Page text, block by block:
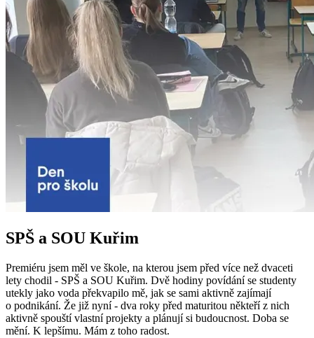
SPŠ a SOU Kuřim
Premiéru jsem měl ve škole, na kterou jsem před více než dvaceti
lety chodil - SPŠ a SOU Kuřim. Dvě hodiny povídání se studenty
utekly jako voda překvapilo mě, jak se sami aktivně zajímají
o podnikání. Že již nyní - dva roky před maturitou někteří z nich
aktivně spouští vlastní projekty a plánují si budoucnost. Doba se
mění. K lepšímu. Mám z toho radost.